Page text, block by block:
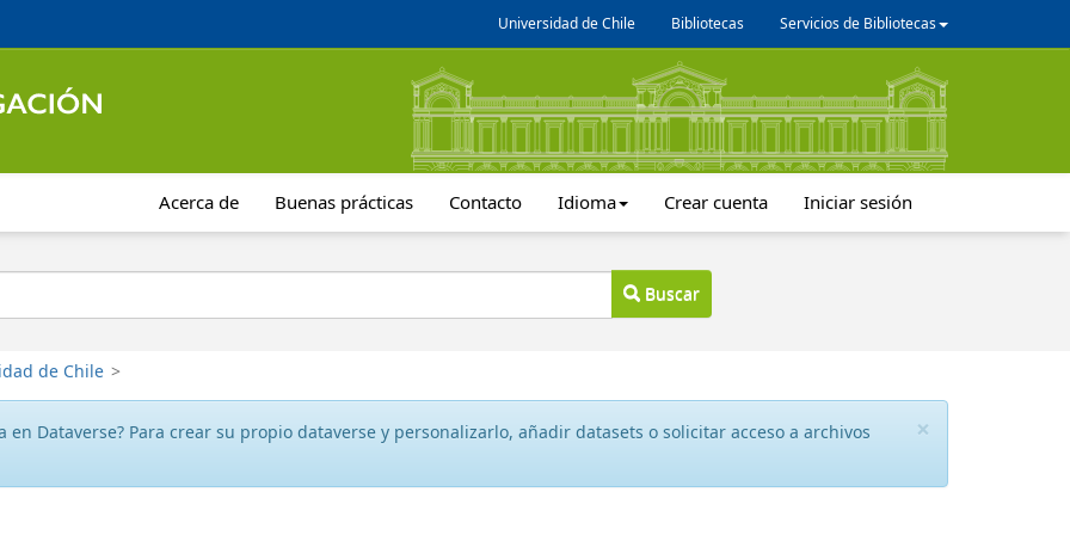
Universidad de Chile Bibliotecas Servicios de Bibliotecas
Acerca de Buenas prácticas Contacto Idioma Crear cuenta Iniciar sesión
Buscar
de Chile >
×
en Dataverse? Para crear su propio dataverse y personalizarlo, añadir datasets o solicitar acceso a archivos